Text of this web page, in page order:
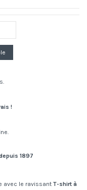
!
1897
avec le ravissant T-shirt à